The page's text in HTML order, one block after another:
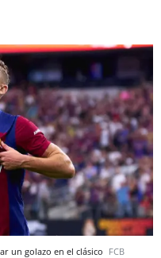
un golazo en el clásico FCB